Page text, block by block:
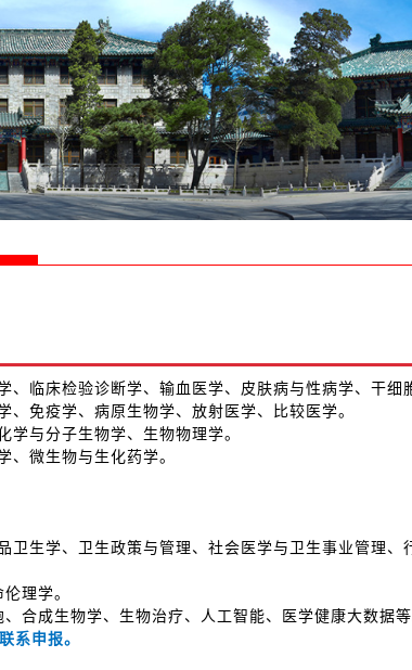
临床检验诊断学、输血医学、皮肤病与性病学、干细
免疫学、病原生物学、放射医学、比较医学。
与分子生物学、生物物理学。
、微生物与生化药学。
生学、卫生政策与管理、社会医学与卫生事业管理、
理学。
合成生物学、生物治疗、人工智能、医学健康大数据等
系申报。